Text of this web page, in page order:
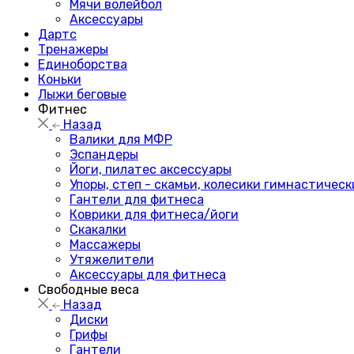
Мячи волейбол
Аксессуары
Дартс
Тренажеры
Единоборства
Коньки
Лыжи беговые
Фитнес
Назад
Валики для МФР
Эспандеры
Йоги, пилатес аксессуары
Упоры, степ - скамьи, колесики
Гантели для фитнеса
Коврики для фитнеса/йоги
Скакалки
Массажеры
Утяжелители
Аксессуары для фитнеса
Свободные веса
Назад
Диски
Грифы
Гантели